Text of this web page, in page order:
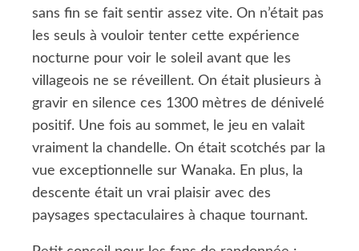
sans fin se fait sentir assez vite. On n’était pas
les seuls à vouloir tenter cette expérience
nocturne pour voir le soleil avant que les
villageois ne se réveillent. On était plusieurs à
gravir en silence ces 1300 mètres de dénivelé
positif. Une fois au sommet, le jeu en valait
vraiment la chandelle. On était scotchés par la
vue exceptionnelle sur Wanaka. En plus, la
descente était un vrai plaisir avec des
paysages spectaculaires à chaque tournant.